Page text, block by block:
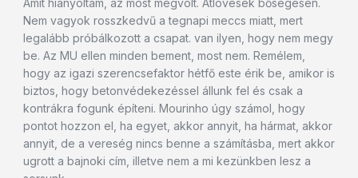
Amit hiányoltam, az most megvolt. Átlövések bőségesen.
Nem vagyok rosszkedvű a tegnapi meccs miatt, mert
legalább próbálkozott a csapat. van ilyen, hogy nem megy
be. Az MU ellen minden bement, most nem. Remélem,
hogy az igazi szerencsefaktor hétfő este érik be, amikor is
biztos, hogy betonvédekezéssel állunk fel és csak a
kontrákra fogunk építeni. Mourinho úgy számol, hogy
pontot hozzon el, ha egyet, akkor annyit, ha hármat, akkor
annyit, de a vereség nincs benne a számításba, mert akkor
ugrott a bajnoki cím, illetve nem a mi kezünkben lesz a